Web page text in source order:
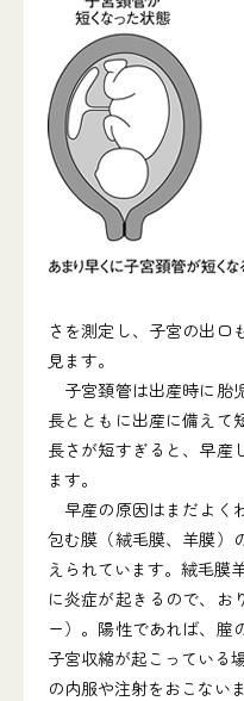
さを測定し、子宮の出口
見ます。
子宮頚管は出産時に胎
長とともに出産に備えて
長さが短すぎると、早産
ます。
早産の原因はまだよく
包む膜（絨毛膜、羊膜）
えられています。絨毛膜
に炎症が起きるので、お
ー）。陽性であれば、腟
子宮収縮が起こっている
の内服や注射をおこないま